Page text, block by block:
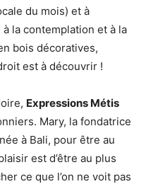
du mois) et à
la contemplation et à la
bois décoratives,
est à découvrir !
Expressions Métis
Mary, la fondatrice
à Bali, pour être au
est d’être au plus
ce que l’on ne voit pas